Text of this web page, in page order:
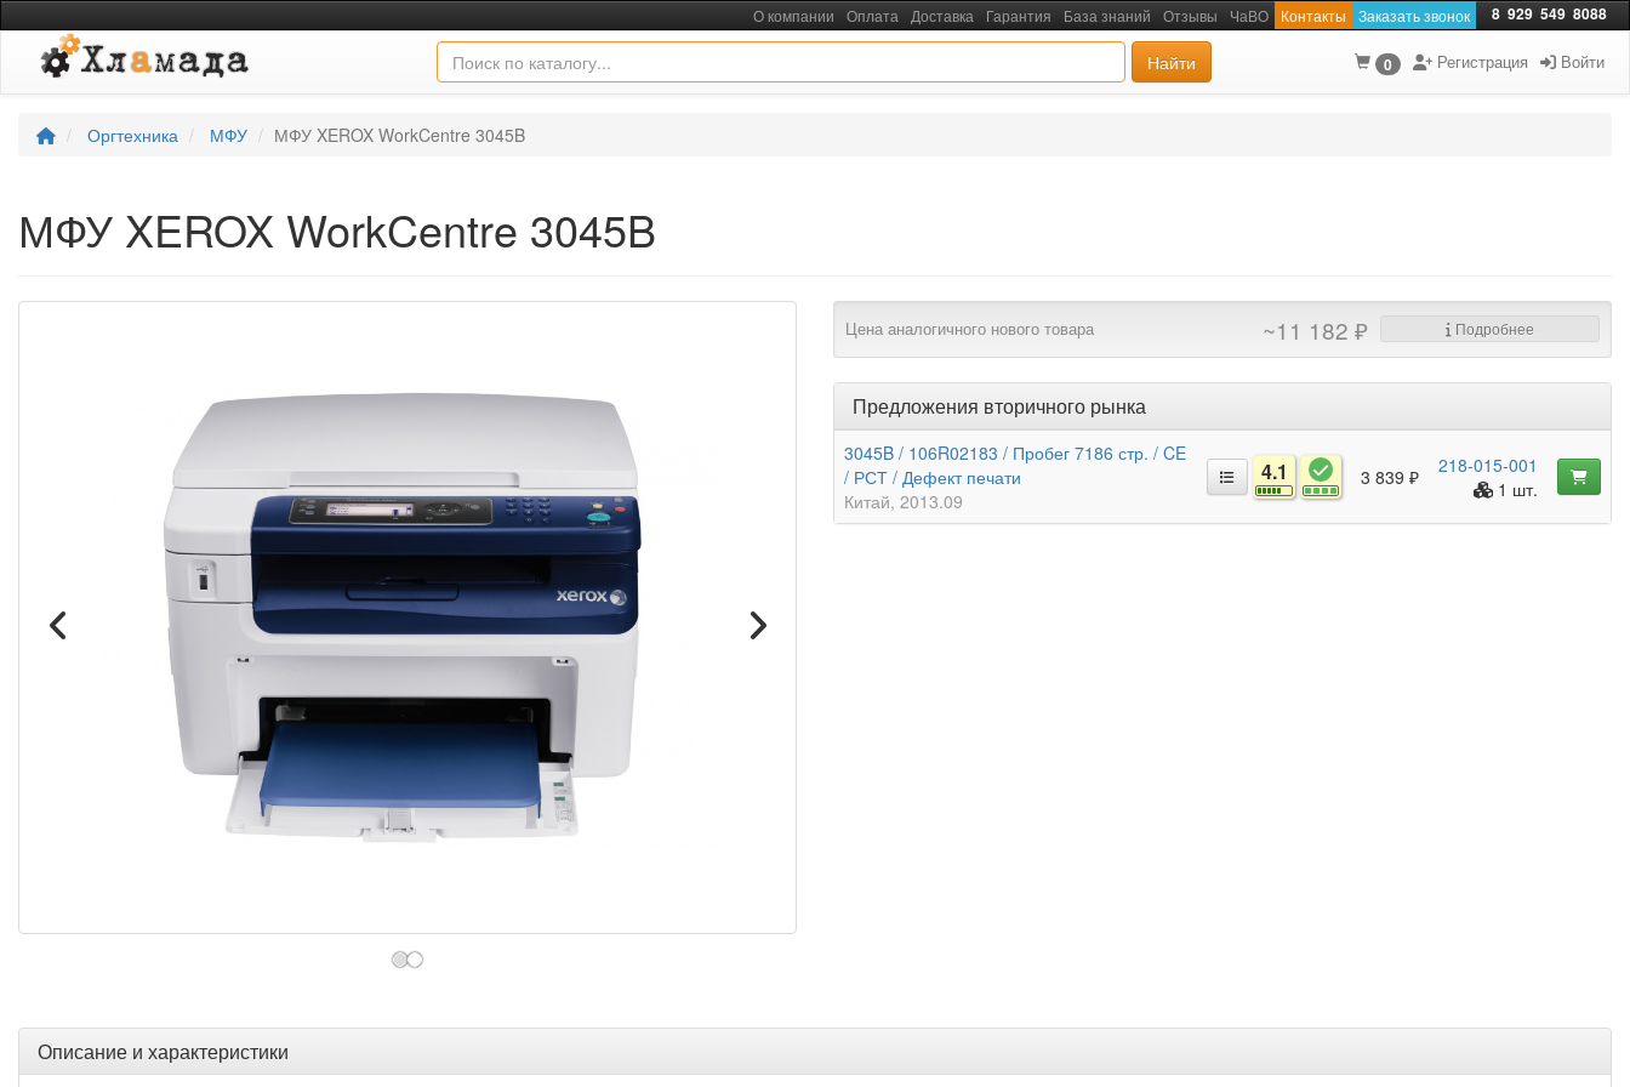
О компании Оплата Доставка Гарантия База знаний Отзывы ЧаВО Контакты Заказать звонок 8 929 549 8088
Найти 0 Регистрация Войти
Оргтехника МФУ МФУ XEROX WorkCentre 3045B
МФУ XEROX WorkCentre 3045B
Цена аналогичного нового товара ~11 182 ₽ Подробнее
Предложения вторичного рынка
3045B / 106R02183 / Пробег 7186 стр. / CE
/ РСТ / Дефект печати
Китай 2013.09
4.1 3 839 ₽
218-015-001
1 шт.
Описание и характеристики